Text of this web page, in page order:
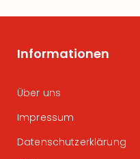
Informationen
Über uns
Impressum
Datenschutzerklärung